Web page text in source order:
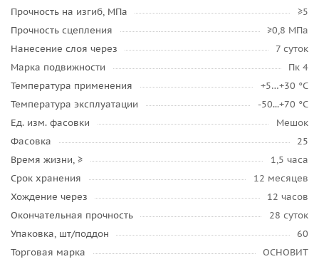
Прочность на изгиб, МПа
≥5
Прочность сцепления
≥0,8 МПа
Нанесение слоя через
7 суток
Марка подвижности
Пк 4
Температура применения
+5…+30 °C
Температура эксплуатации
-50...+70 °C
Ед. изм. фасовки
Мешок
Фасовка
25
Время жизни, ≥
1,5 часа
Срок хранения
12 месяцев
Хождение через
12 часов
Окончательная прочность
28 суток
Упаковка, шт/поддон
60
Торговая марка
ОСНОВИТ